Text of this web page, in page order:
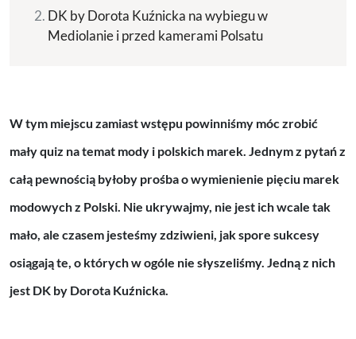
DK by Dorota Kuźnicka na wybiegu w
Mediolanie i przed kamerami Polsatu
W tym miejscu zamiast wstępu powinniśmy móc zrobić
mały quiz na temat mody i polskich marek. Jednym z pytań z
całą pewnością byłoby prośba o wymienienie pięciu marek
modowych z Polski. Nie ukrywajmy, nie jest ich wcale tak
mało, ale czasem jesteśmy zdziwieni, jak spore sukcesy
osiągają te, o których w ogóle nie słyszeliśmy. Jedną z nich
jest DK by Dorota Kuźnicka.